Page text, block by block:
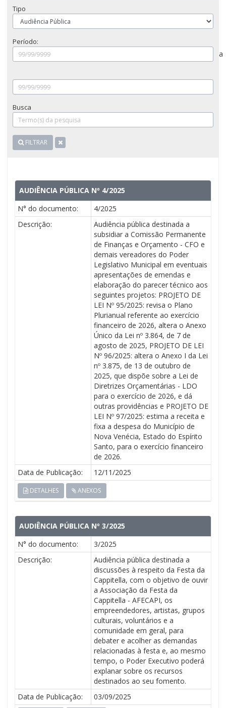
Tipo
Período:
a
Busca
FILTRAR
AUDIÊNCIA PÚBLICA Nº 4/2025
N° do documento:
4/2025
Descrição:
Audiência pública destinada a
subsidiar a Comissão Permanente
de Finanças e Orçamento - CFO e
demais vereadores do Poder
Legislativo Municipal em eventuais
apresentações de emendas e
elaboração do parecer técnico aos
seguintes projetos: PROJETO DE
LEI Nº 95/2025: revisa o Plano
Plurianual referente ao exercício
financeiro de 2026, altera o Anexo
Único da Lei nº 3.864, de 7 de
agosto de 2025, PROJETO DE LEI
Nº 96/2025: altera o Anexo I da Lei
nº 3.875, de 13 de outubro de
2025, que dispõe sobre a Lei de
Diretrizes Orçamentárias - LDO
para o exercício de 2026, e dá
outras providências e PROJETO DE
LEI Nº 97/2025: estima a receita e
fixa a despesa do Município de
Nova Venécia, Estado do Espírito
Santo, para o exercício financeiro
de 2026.
Data de Publicação:
12/11/2025
DETALHES ANEXOS
AUDIÊNCIA PÚBLICA Nº 3/2025
N° do documento:
3/2025
Descrição:
Audiência pública destinada a
discussões à respeito da Festa da
Cappitella, com o objetivo de ouvir
a Associação da Festa da
Cappitella - AFECAPI, os
empreendedores, artistas, grupos
culturais, voluntários e a
comunidade em geral, para
debater e acolher as demandas
relacionadas à festa e, ao mesmo
tempo, o Poder Executivo poderá
explanar sobre os recursos
destinados ao seu fomento.
Data de Publicação:
03/09/2025